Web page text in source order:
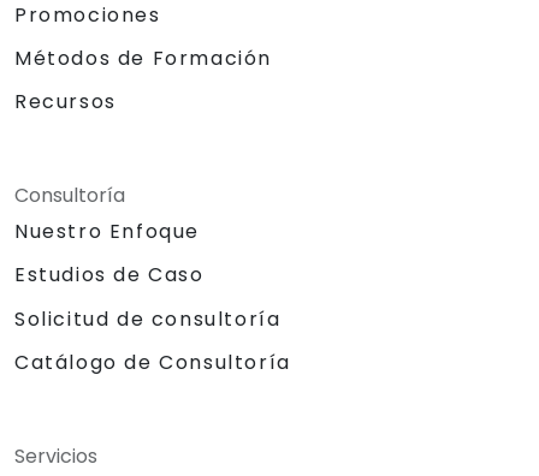
Promociones
Métodos de Formación
Recursos
Consultoría
Nuestro Enfoque
Estudios de Caso
Solicitud de consultoría
Catálogo de Consultoría
Servicios